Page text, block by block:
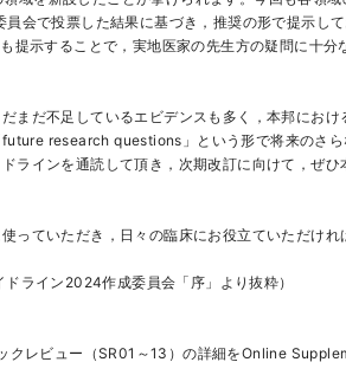
会で投票した結果に基づき，推奨の形で提示して
提示することで，実地医家の先生方の疑問に十分
まだ不足しているエビデンスも多く，本邦におけ
research questions」という形で将来のさら
ラインを通読して頂き，次期改訂に向けて，ぜひ
っていただき，日々の臨床にお役立ていただけれ
ライン2024作成委員会「序」より抜粋）
クレビュー（SR01～13）の詳細をOnline